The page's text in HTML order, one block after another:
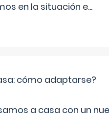
en la situación e...
cómo adaptarse?
a casa con un